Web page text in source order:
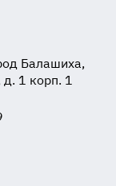
Балашиха,
1 корп. 1